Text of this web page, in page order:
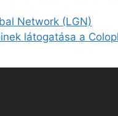
Network (LGN)
látogatása a